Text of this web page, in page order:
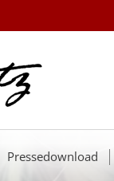
Pressedownload